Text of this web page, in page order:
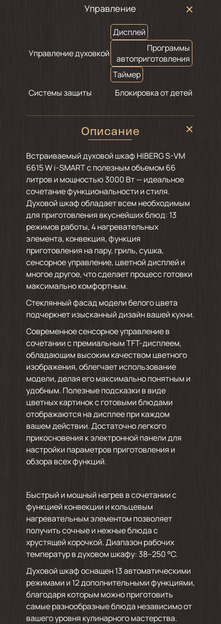
Управление
Управление духовкой
Дисплей
Программы
автоприготовления
Таймер
Системы защиты
Блокировка от детей
Описание
Встраиваемый духовой шкаф HIBERG S-VM
6615 W i-SMART с полезным объемом 66
литров и мощностью 3000 Вт — идеальное
сочетание функциональности и стиля.
Духовой шкаф обладает всем необходимым
для приготовления вкуснейших блюд: 13
режимов работы, 4 нагревательных
элемента, конвекция, функция
приготовления на пару, гриль, сушка,
сенсорное управление, цветной дисплей и
многое другое, что сделает процесс готовки
максимально комфортным.
Стеклянный фасад модели белого цвета
подчеркнет изысканный дизайн вашей кухни.
Современное сенсорное управление в
сочетании с премиальным TFT-дисплеем,
обладающим высоким качеством цветного
изображения, облегчает использование
модели, делая его максимально понятным и
удобным. Полезные подсказки в виде
цветных картинок с готовыми блюдами
отображаются на дисплее при каждом
вашем действии. Достаточно легкого
прикосновения к электронной панели для
настройки параметров приготовления и
обзора всех функций.
Быстрый и мощный нагрев в сочетании с
функцией конвекции и кольцевым
нагревательным элементом позволяет
получить сочные и нежные блюда с
хрустящей корочкой. Диапазон рабочих
температур в духовом шкафу: 38–250 °C.
Духовой шкаф оснащен 13 автоматическими
режимами и 12 дополнительными функциями,
благодаря которым можно приготовить
самые разнообразные блюда независимо от
вашего уровня кулинарного мастерства.